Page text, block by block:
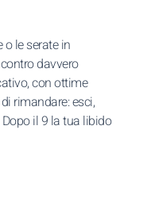
le serate in
davvero
con ottime
rimandare: esci,
il 9 la tua libido